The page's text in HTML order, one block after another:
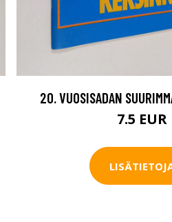
20. VUOSISADAN
7.5 EUR